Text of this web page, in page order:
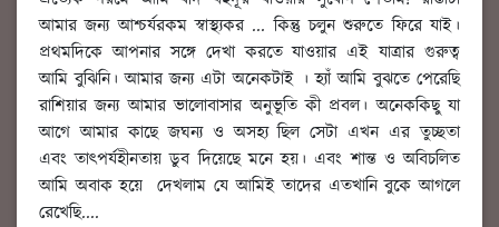
আমার জন্য আশ্চর্যরকম স্বাস্থ্যকর ... কিন্তু চলুন শুরুতে ফিরে যাই।
প্রথমদিকে আপনার সঙ্গে দেখা করতে যাওয়ার এই যাত্রার গুরুত্ব
আমি বুঝিনি। আমার জন্য এটা অনেকটাই । হ্যাঁ আমি বুঝতে পেরেছি
রাশিয়ার জন্য আমার ভালোবাসার অনুভূতি কী প্রবল। অনেককিছু যা
আগে আমার কাছে জঘন্য ও অসহ্য ছিল সেটা এখন এর তুচ্ছতা
এবং তাৎপর্যহীনতায় ডুব দিয়েছে মনে হয়। এবং শান্ত ও অবিচলিত
আমি অবাক হয়ে দেখলাম যে আমিই তাদের এতখানি বুকে আগলে
রেখেছি....